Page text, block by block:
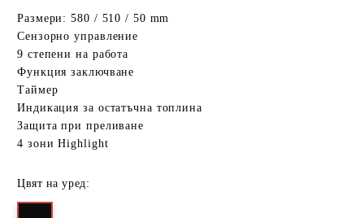
Размери: 580 / 510 / 50 mm
Сензорно управление
9 степени на работа
Функция заключване
Таймер
Индикация за остатъчна топлина
Защита при преливане
4 зони Highlight
Цвят на уред: